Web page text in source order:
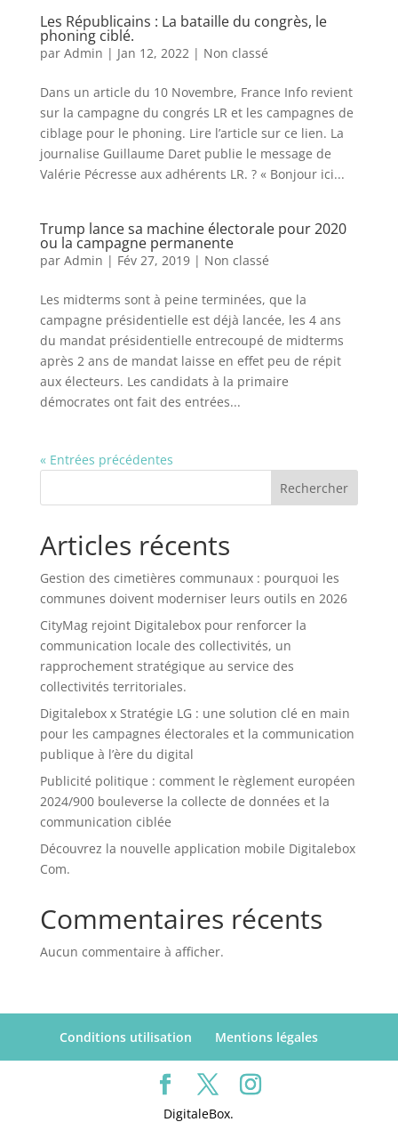
Les Républicains : La bataille du congrès, le
phoning ciblé.
par Admin | Jan 12, 2022| Non classé
Dans un article du 10 Novembre, France Info revient
sur la campagne du congrés LR et les campagnes de
ciblage pour le phoning. Lire l’article sur ce lien. La
journalise Guillaume Daret publie le message de
Valérie Pécresse aux adhérents LR. ? « Bonjour ici...
Trump lance sa machine électorale pour 2020
ou la campagne permanente
par Admin | Fév 27, 2019| Non classé
Les midterms sont à peine terminées, que la
campagne présidentielle est déjà lancée, les 4 ans
du mandat présidentielle entrecoupé de midterms
après 2 ans de mandat laisse en effet peu de répit
aux électeurs. Les candidats à la primaire
démocrates ont fait des entrées...
« Entrées précédentes
Rechercher
Articles récents
Gestion des cimetières communaux : pourquoi les
communes doivent moderniser leurs outils en 2026
CityMag rejoint Digitalebox pour renforcer la
communication locale des collectivités, un
rapprochement stratégique au service des
collectivités territoriales.
Digitalebox x Stratégie LG : une solution clé en main
pour les campagnes électorales et la communication
publique à l’ère du digital
Publicité politique : comment le règlement européen
2024/900 bouleverse la collecte de données et la
communication ciblée
Découvrez la nouvelle application mobile Digitalebox
Com.
Commentaires récents
Aucun commentaire à afficher.
Conditions utilisation Mentions légales
DigitaleBox.